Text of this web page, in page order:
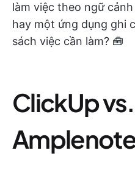
làm việc theo ngữ
hay một ứng dụng ghi
sách việc cần làm? 🧰
ClickUp vs.